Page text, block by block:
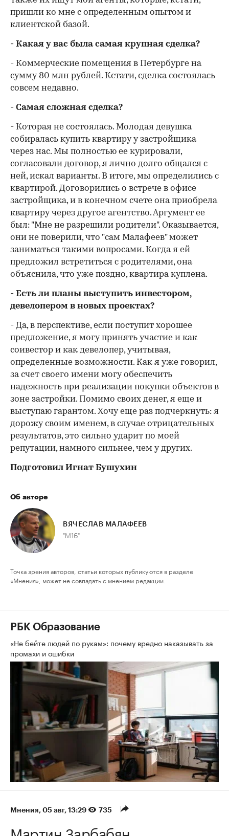
пришли ко мне с определенным опытом и
клиентской базой.
- Какая у вас была самая крупная сделка?
- Коммерческие помещения в Петербурге на
сумму 80 млн рублей. Кстати, сделка состоялась
совсем недавно.
- Самая сложная сделка?
- Которая не состоялась. Молодая девушка
собиралась купить квартиру у застройщика
через нас. Мы полностью ее курировали,
согласовали договор, я лично долго общался с
ней, искал варианты. В итоге, мы определились с
квартирой. Договорились о встрече в офисе
застройщика, и в конечном счете она приобрела
квартиру через другое агентство. Аргумент ее
был: "Мне не разрешили родители". Оказывается,
они не поверили, что "сам Малафеев" может
заниматься такими вопросами. Когда я ей
предложил встретиться с родителями, она
объяснила, что уже поздно, квартира куплена.
- Есть ли планы выступить инвестором,
девелопером в новых проектах?
- Да, в перспективе, если поступит хорошее
предложение, я могу принять участие и как
соивестор и как девелопер, учитывая,
определенные возможности. Как я уже говорил,
за счет своего имени могу обеспечить
надежность при реализации покупки объектов в
зоне застройки. Помимо своих денег, я еще и
выступаю гарантом. Хочу еще раз подчеркнуть: я
дорожу своим именем, в случае отрицательных
результатов, это сильно ударит по моей
репутации, намного сильнее, чем у других.
Подготовил Игнат Бушухин
Об авторе
ВЯЧЕСЛАВ МАЛАФЕЕВ
"М16"
Точка зрения авторов, статьи которых публикуются в разделе
«Мнения», может не совпадать с мнением редакции.
РБК Образование
«Не бейте людей по рукам»: почему вредно наказывать за
промахи и ошибки
Мнения⁠, 05 авг, 13:29 735